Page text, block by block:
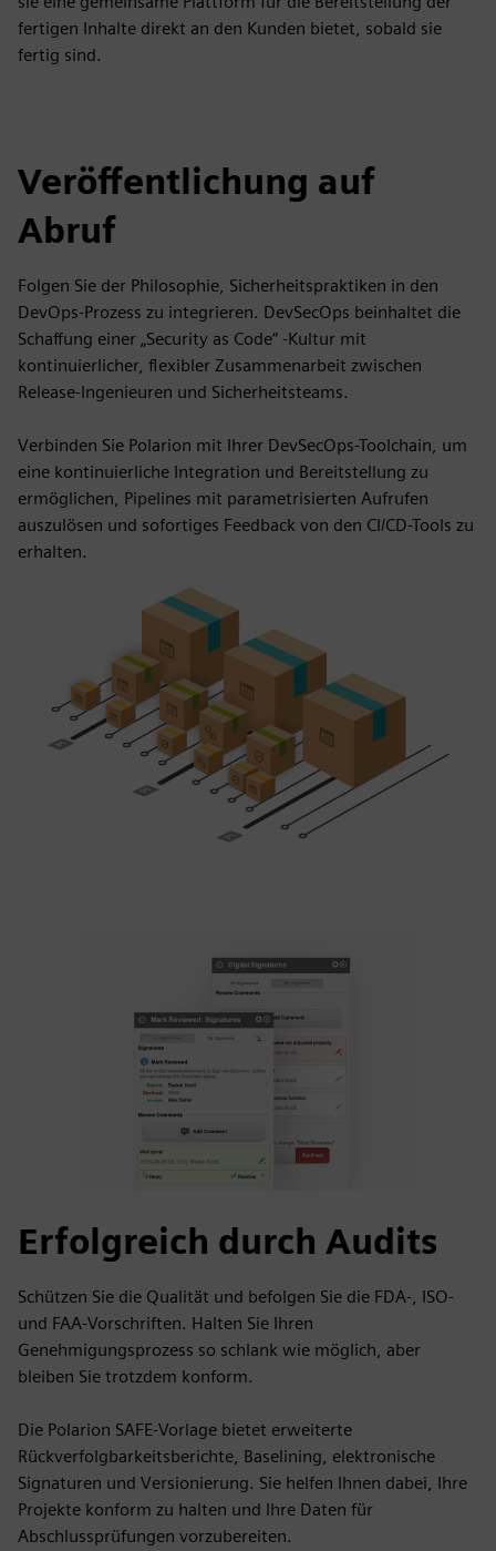
fertigen Inhalte direkt an den Kunden bietet, sobald sie
fertig sind.
Veröffentlichung auf
Abruf
Folgen Sie der Philosophie, Sicherheitspraktiken in den
DevOps-Prozess zu integrieren. DevSecOps beinhaltet die
Schaffung einer „Security as Code“ -Kultur mit
kontinuierlicher, flexibler Zusammenarbeit zwischen
Release-Ingenieuren und Sicherheitsteams.
Verbinden Sie Polarion mit Ihrer DevSecOps-Toolchain, um
eine kontinuierliche Integration und Bereitstellung zu
ermöglichen, Pipelines mit parametrisierten Aufrufen
auszulösen und sofortiges Feedback von den CI/CD-Tools zu
erhalten.
Erfolgreich durch Audits
Schützen Sie die Qualität und befolgen Sie die FDA-, ISO-
und FAA-Vorschriften. Halten Sie Ihren
Genehmigungsprozess so schlank wie möglich, aber
bleiben Sie trotzdem konform.
Die Polarion SAFE-Vorlage bietet erweiterte
Rückverfolgbarkeitsberichte, Baselining, elektronische
Signaturen und Versionierung. Sie helfen Ihnen dabei, Ihre
Projekte konform zu halten und Ihre Daten für
Abschlussprüfungen vorzubereiten.